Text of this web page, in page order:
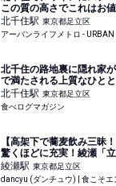
この質の高さでこれはお
アーバンライフメトロ -
北千住駅 東京都足立区
アーバンライフメトロ - URBAN
北千住の路地裏に隠れ家
で満たされる上質なひと
ログマガジン
北千住駅 東京都足立区
食べログマガジン
【高架下で蕎麦飲み三昧
驚くほどに充実！綾瀬「
ど）」 | dancyu (ダンチュ
メント！
綾瀬駅 東京都足立区
dancyu (ダンチュウ) | 食こそエ